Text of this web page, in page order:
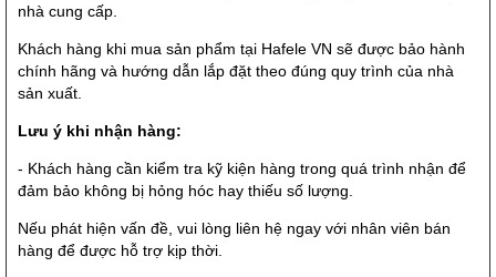
nhà cung cấp.
Khách hàng khi mua sản phẩm tại Hafele VN sẽ được bảo hành
chính hãng và hướng dẫn lắp đặt theo đúng quy trình của nhà
sản xuất.
Lưu ý khi nhận hàng:
- Khách hàng cần kiểm tra kỹ kiện hàng trong quá trình nhận để
đảm bảo không bị hỏng hóc hay thiếu số lượng.
Nếu phát hiện vấn đề, vui lòng liên hệ ngay với nhân viên bán
hàng để được hỗ trợ kịp thời.